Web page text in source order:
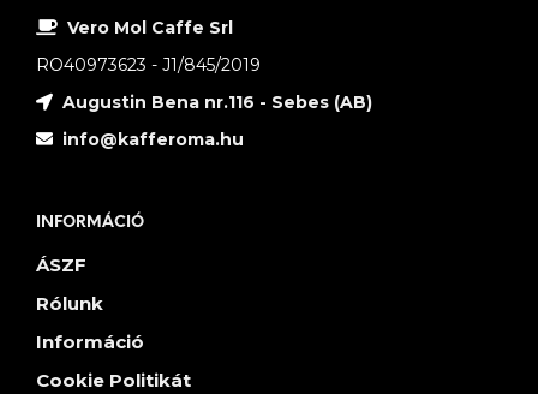
Vero Mol Caffe Srl
RO40973623 - J1/845/2019
Augustin Bena nr.116 - Sebes (AB)
info@kafferoma.hu
INFORMÁCIÓ
ÁSZF
Rólunk
Információ
Cookie Politikát